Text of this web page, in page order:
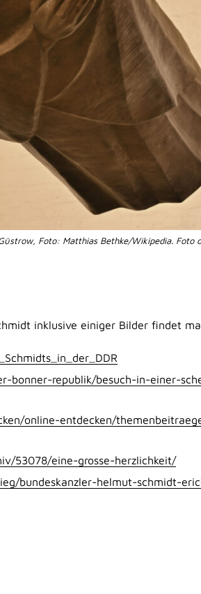
Foto: Matthias Bethke/Wikipedia. Foto
inklusive einiger Bilder findet
bonner-republik/besuch-in-einer-
online-entdecken/
53078/eine-grosse-herzlichkeit/
bundeskanzler-helmut-schmidt-